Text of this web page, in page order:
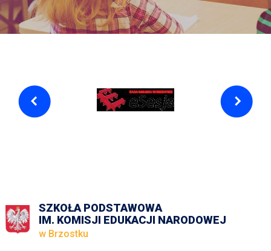
SZKOŁA PODSTAWOWA
IM. KOMISJI EDUKACJI NARODOWEJ
w Brzostku